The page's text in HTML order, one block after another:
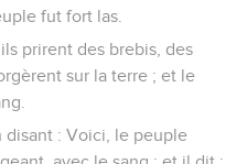
fut fort las.
prirent des brebis, des
sur la terre ; et le
disant : Voici, le peuple